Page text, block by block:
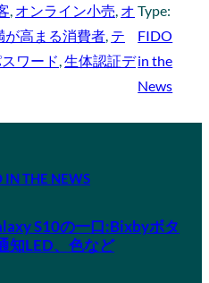
オンライン小売 オ
が高まる消費者 テ
ワード 生体認証デ
Type:
FIDO
in the
News
IN THE NEWS
S10の一口:Bixbyボタ
知LED、色など